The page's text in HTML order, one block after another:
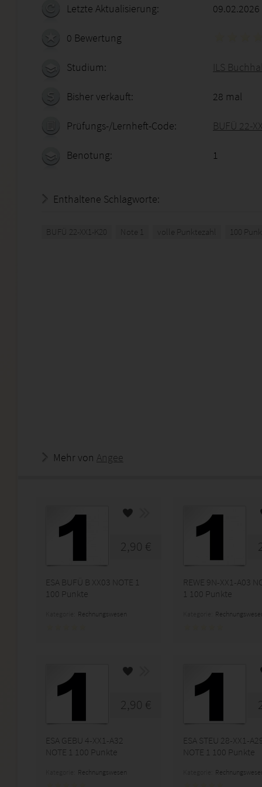
Letzte Aktualisierung: 09.02.2026
0 Bewertung
Studium: ILS
Bisher verkauft: 28 mal
Prüfungs-/Lernheft-Code: BUFÜ 22-
Benotung: 1
Enthaltene Schlagworte:
BUFÜ 22-XX1-K20 Note 1 volle Punktezahl 100
Mehr von Angee
2,90 €
ESA BUFÜ B XX03 NOTE 1
100 Punkte
Rechnungswesen
REWE 9N-XX1-A03
1 100 Punkte
2,90 €
ESA GEBU 4-XX1-A32
NOTE 1 100 Punkte
Rechnungswesen
ESA STEU 28-XX1-
NOTE 1 100 Punkte